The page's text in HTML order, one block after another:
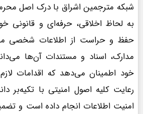
شبکه مترجمین اشراق با درک اصل
به لحاظ اخلاقی، حرفه‌ای و قانونی
حفظ و حراست از اطلاعات شخصی
مدارک، اسناد و مستندات آن‌ها
خود اطمینان می‌دهد که اقدامات
رعایت کلیه اصول امنیتی با
امنیت اطلاعات انجام داده است و